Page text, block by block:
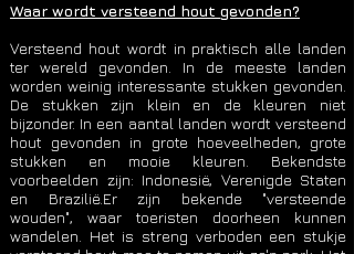
Waar wordt versteend hout gevonden?
Versteend hout wordt in praktisch alle landen
ter wereld gevonden. In de meeste landen
worden weinig interessante stukken gevonden.
De stukken zijn klein en de kleuren niet
bijzonder. In een aantal landen wordt versteend
hout gevonden in grote hoeveelheden, grote
stukken en mooie kleuren. Bekendste
voorbeelden zijn: Indonesië, Verenigde Staten
en Brazilië.Er zijn bekende "versteende
wouden", waar toeristen doorheen kunnen
wandelen. Het is streng verboden een stukje